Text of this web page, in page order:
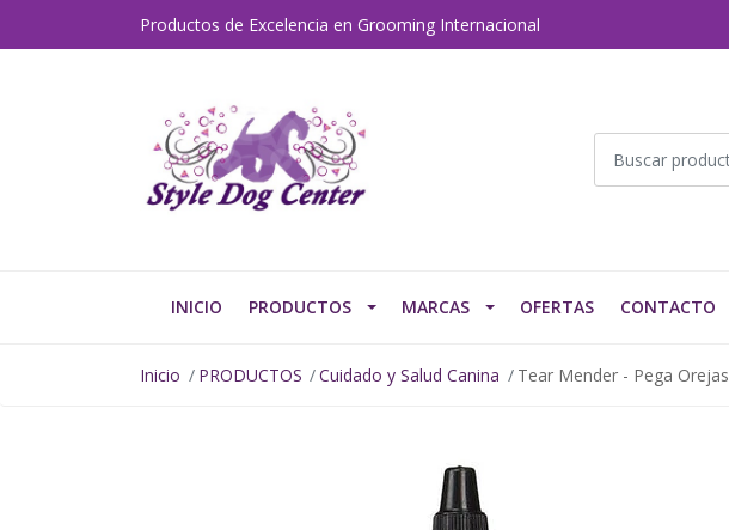
Productos de Excelencia en Grooming Internacional
INICIO PRODUCTOS MARCAS OFERTAS CONTACTO
Inicio PRODUCTOS Cuidado y Salud Canina Tear Mender - Pega Orejas